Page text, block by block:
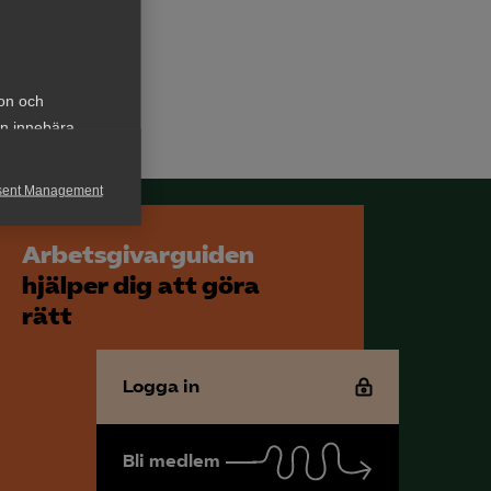
och
innebära
Management
Arbetsgivarguiden
hjälper dig att göra
rätt
Logga in
Bli medlem